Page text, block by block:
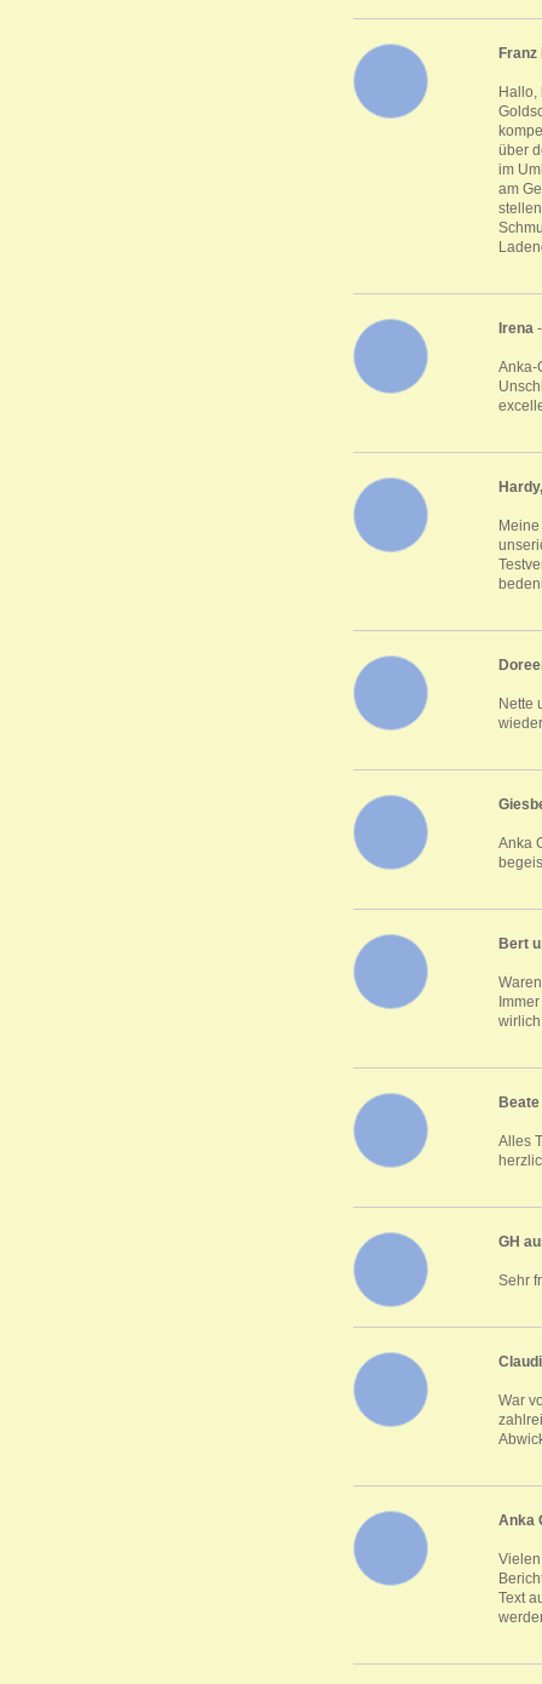
Franz
Hallo,
über
im
am
Irena
Anka-
Nette
Anka
Bert
Beate
Alles
GH
Sehr
War
Anka
Vielen
Text